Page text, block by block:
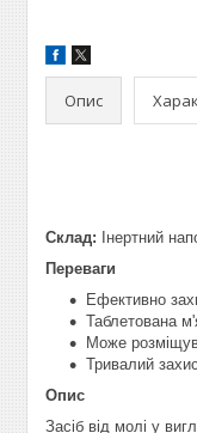
Опис
Склад: Інертний
Переваги
Ефективно
Таблетована
Може
Тривалий
Опис
Засіб від молі у